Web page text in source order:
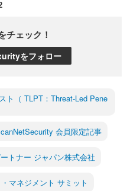
チェック！
をフォロー
ト（ TLPT：Threat-Led Pene
会員限定記事
トナー ジャパン株式会社
マネジメント サミット